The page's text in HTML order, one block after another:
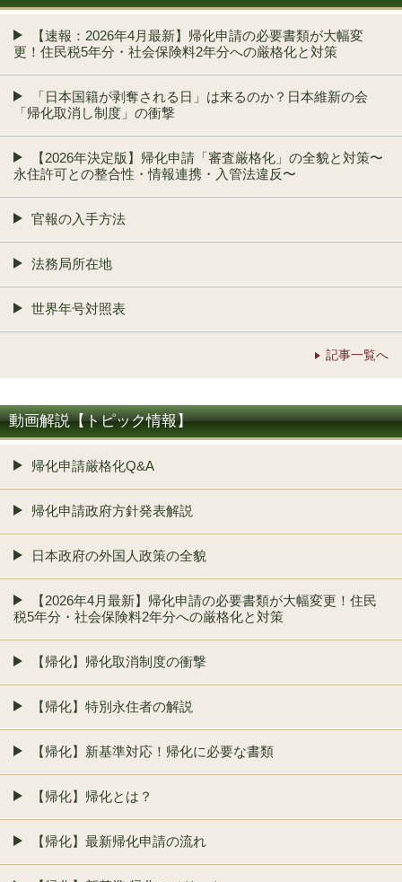
【速報：2026年4月最新】帰化申請の必要書類が大幅変
更！住民税5年分・社会保険料2年分への厳格化と対策
「日本国籍が剥奪される日」は来るのか？日本維新の会
「帰化取消し制度」の衝撃
【2026年決定版】帰化申請「審査厳格化」の全貌と対策〜
永住許可との整合性・情報連携・入管法違反〜
官報の入手方法
法務局所在地
世界年号対照表
記事一覧へ
動画解説【トピック情報】
帰化申請厳格化Q&A
帰化申請政府方針発表解説
日本政府の外国人政策の全貌
【2026年4月最新】帰化申請の必要書類が大幅変更！住民
税5年分・社会保険料2年分への厳格化と対策
【帰化】帰化取消制度の衝撃
【帰化】特別永住者の解説
【帰化】新基準対応！帰化に必要な書類
【帰化】帰化とは？
【帰化】最新帰化申請の流れ